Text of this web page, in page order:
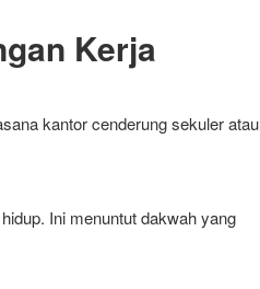
Kerja
kantor cenderung sekuler atau
Ini menuntut dakwah yang